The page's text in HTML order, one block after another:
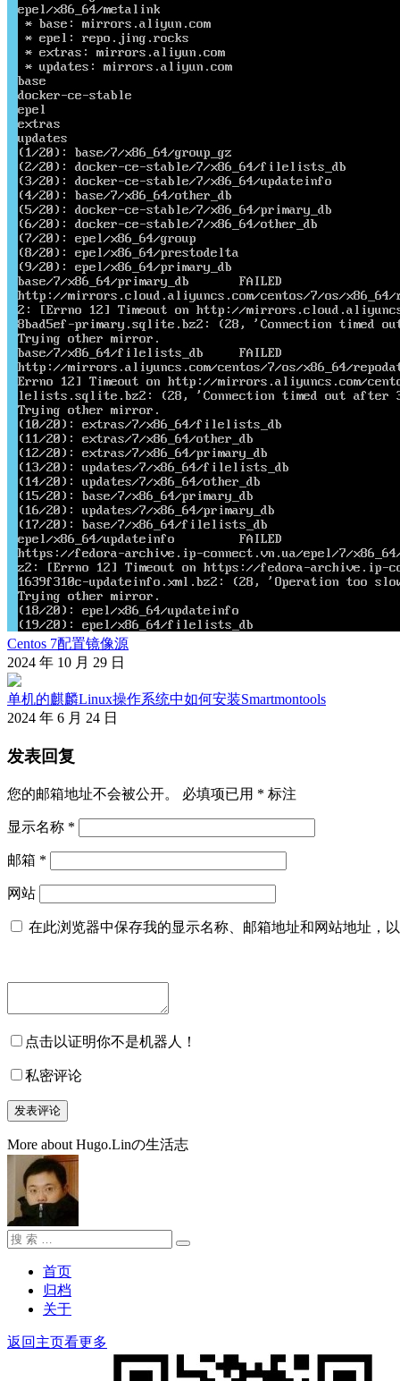
Centos 7配置镜像源
2024 年 10 月 29 日
单机的麒麟Linux操作系统中如何安装Smartmontools
2024 年 6 月 24 日
发表回复
您的邮箱地址不会被公开。 必填项已用 * 标注
显示名称 *
邮箱 *
网站
在此浏览器中保存我的显示名称、邮箱地址和网站地址，
点击以证明你不是机器人！
私密评论
More about Hugo.Linの生活志
搜
搜
首页
归档
关于
返回主页看更多